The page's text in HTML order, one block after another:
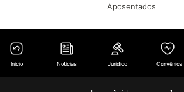
Aposentados
Início Notícias Jurídico Convênios